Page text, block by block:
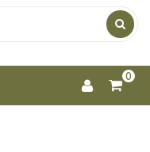
0